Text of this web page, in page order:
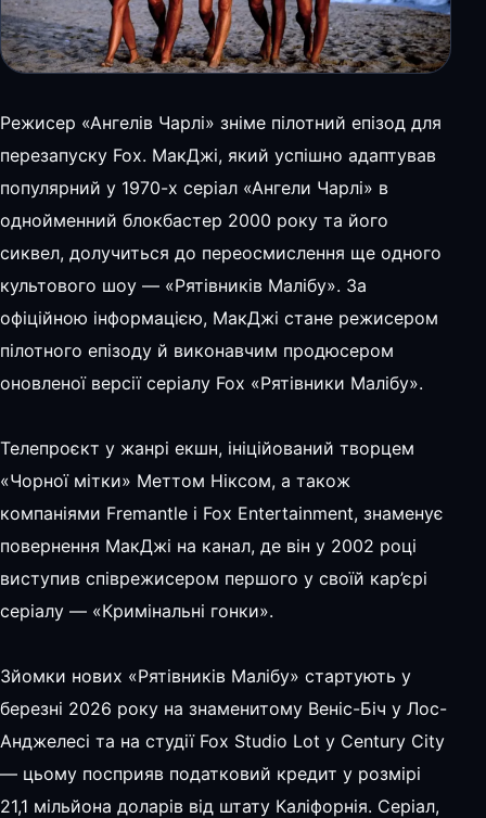
Режисер «Ангелів Чарлі» зніме пілотний епізод для
перезапуску Fox. МакДжі, який успішно адаптував
популярний у 1970-х серіал «Ангели Чарлі» в
однойменний блокбастер 2000 року та його
сиквел, долучиться до переосмислення ще одного
культового шоу — «Рятівників Малібу». За
офіційною інформацією, МакДжі стане режисером
пілотного епізоду й виконавчим продюсером
оновленої версії серіалу Fox «Рятівники Малібу».
Телепроєкт у жанрі екшн, ініційований творцем
«Чорної мітки» Меттом Ніксом, а також
компаніями Fremantle і Fox Entertainment, знаменує
повернення МакДжі на канал, де він у 2002 році
виступив співрежисером першого у своїй кар’єрі
серіалу — «Кримінальні гонки».
Зйомки нових «Рятівників Малібу» стартують у
березні 2026 року на знаменитому Веніс-Біч у Лос-
Анджелесі та на студії Fox Studio Lot у Century City
— цьому посприяв податковий кредит у розмірі
21,1 мільйона доларів від штату Каліфорнія. Серіал,